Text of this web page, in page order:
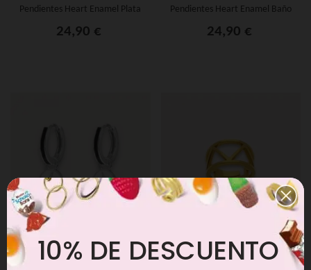
Pendientes Heart Enamel Plata
24,90 €
Pendientes Heart Enamel Baño
24,90 €
Pendientes Rayo Plata Anillo New York Baño Oro
10% DE DESCUENTO